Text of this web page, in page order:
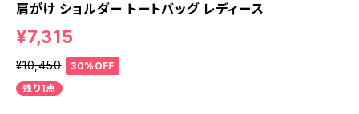
肩がけ ショルダー トートバッグ レディース
¥7,315
¥10,450
30%OFF
残り1点